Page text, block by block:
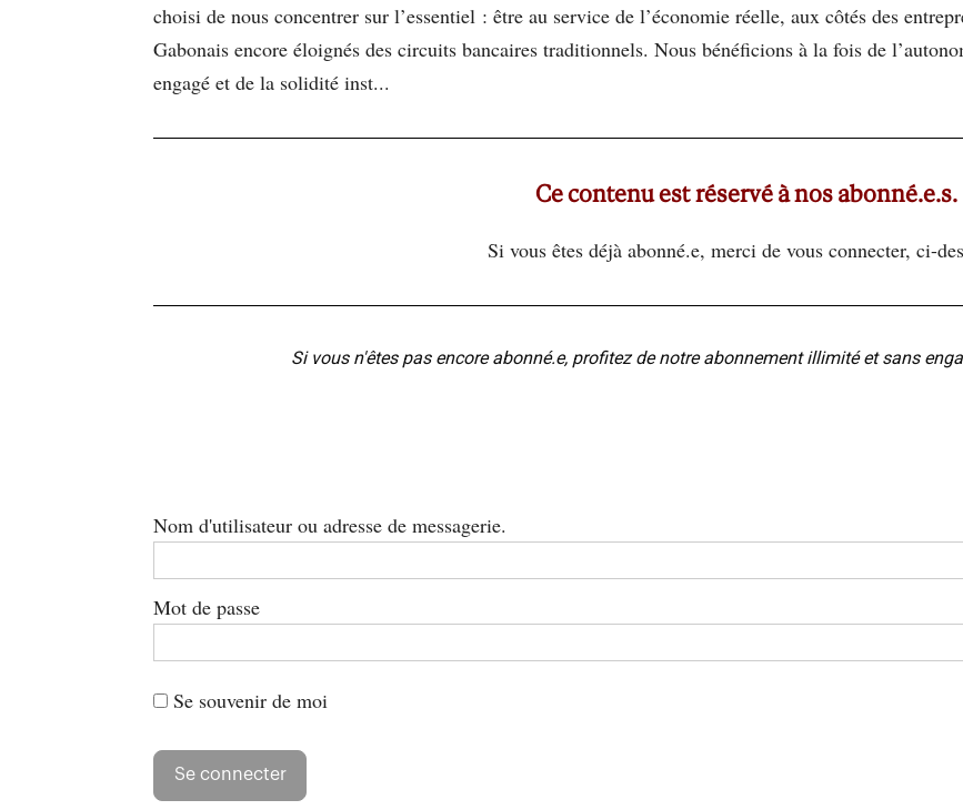
choisi de nous concentrer sur l’essentiel : être au service de l’économie réelle, aux côtés des
Gabonais encore éloignés des circuits bancaires traditionnels. Nous bénéficions à la fois de
engagé et de la solidité inst...
Ce contenu est réservé à nos abonné.e.s.
Si vous êtes déjà abonné.e, merci de vous connecter, ci-
Si vous n'êtes pas encore abonné.e, profitez de notre abonnement illimité et sans
Nom d'utilisateur ou adresse de messagerie.
Mot de passe
Se souvenir de moi